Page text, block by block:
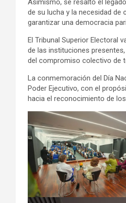
Asimismo, se resaltó el
de su lucha y la necesidad
garantizar una democracia
El Tribunal Superior Electoral
de las instituciones
del compromiso colectivo de
La conmemoración del Día
Poder Ejecutivo, con el
hacia el reconocimiento de